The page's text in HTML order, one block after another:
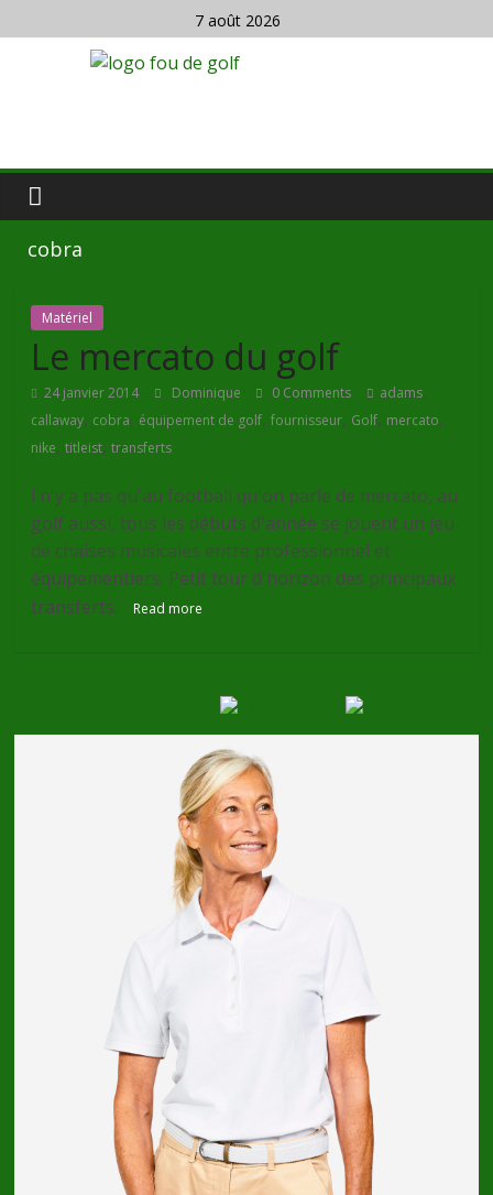
7 août 2026
cobra
Matériel
Le mercato du golf
24 janvier 2014 Dominique 0 Comments adams,
callaway, cobra, équipement de golf,fournisseur, Golf, mercato,
nike,titleist,transferts
l n'y a pas qu'au football qu'on parle de mercato, au
golf aussi, tous les débuts d'année se jouent un jeu
de chaises musicales entre professionnel et
équipementiers. Petit tour d'horizon des principaux
transferts.
Read more